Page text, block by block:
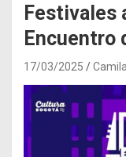
Festivales
Encuentro
17/03/2025